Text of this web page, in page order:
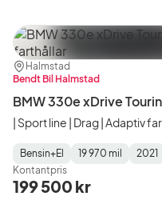
Plats:
Halmstad
Återförsäljare:
Bendt Bil Halmstad
BMW 330e xDrive
| Sport line | Drag | Adaptiv
Fuel
Type:
Bensin+El
Mätarställning:
19 970 mil
Model
Year:
2021
Gearbox
Type:
Kontantpris
199 500 kr